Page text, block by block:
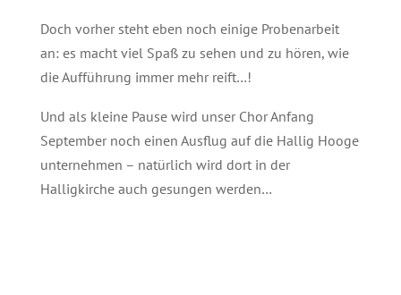
Doch vorher steht eben noch einige Probenarbeit
an: es macht viel Spaß zu sehen und zu hören, wie
die Aufführung immer mehr reift…!
Und als kleine Pause wird unser Chor Anfang
September noch einen Ausflug auf die Hallig Hooge
unternehmen – natürlich wird dort in der
Halligkirche auch gesungen werden…